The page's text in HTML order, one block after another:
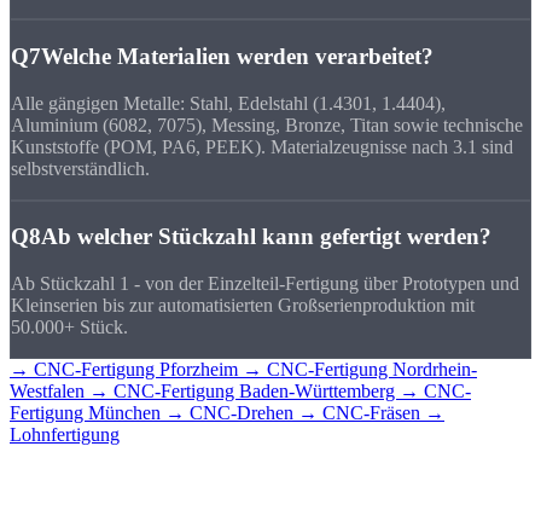
Q7Welche Materialien werden verarbeitet?
Alle gängigen Metalle: Stahl, Edelstahl (1.4301, 1.4404),
Aluminium (6082, 7075), Messing, Bronze, Titan sowie technische
Kunststoffe (POM, PA6, PEEK). Materialzeugnisse nach 3.1 sind
selbstverständlich.
Q8Ab welcher Stückzahl kann gefertigt werden?
Ab Stückzahl 1 - von der Einzelteil-Fertigung über Prototypen und
Kleinserien bis zur automatisierten Großserienproduktion mit
50.000+ Stück.
→ CNC-Fertigung Pforzheim → CNC-Fertigung Nordrhein-
Westfalen → CNC-Fertigung Baden-Württemberg → CNC-
Fertigung München → CNC-Drehen → CNC-Fräsen →
Lohnfertigung